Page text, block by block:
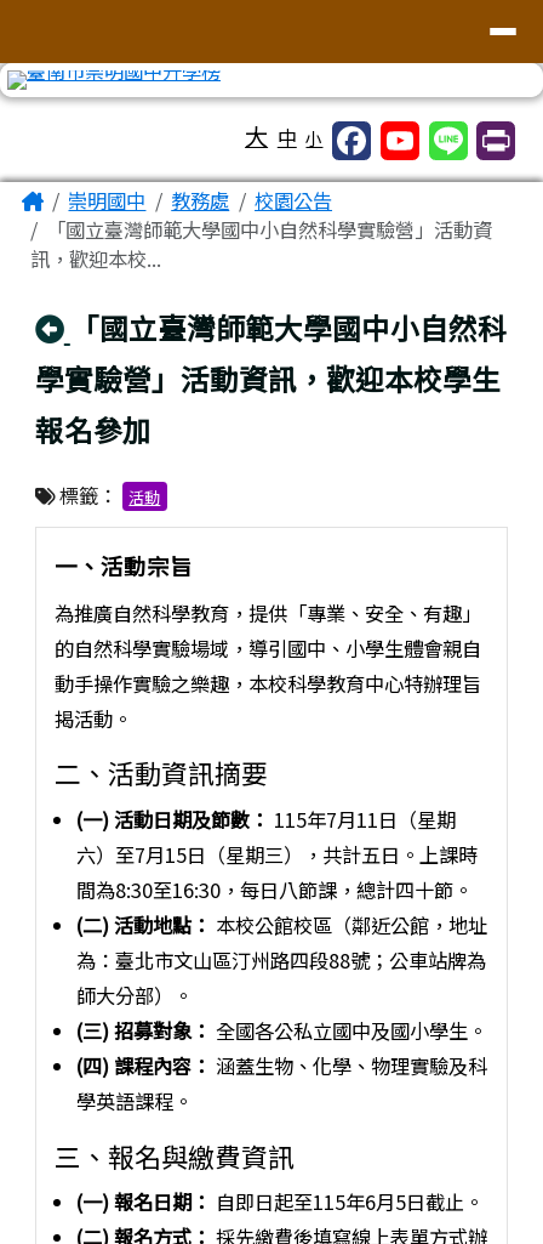
大 中 小
主內容區域
Home崇明國中 教務處
校園公告
「國立臺灣師範大學國中小自然科學實驗營」活動資
訊，歡迎本校...
回上頁
「國立臺灣師範大學國中小自然科
學實驗營」活動資訊，歡迎本校學生
報名參加
標籤： 活動
一、活動宗旨
為推廣自然科學教育，提供「專業、安全、有趣」
的自然科學實驗場域，導引國中、小學生體會親自
動手操作實驗之樂趣，本校科學教育中心特辦理旨
揭活動。
二、活動資訊摘要
(一) 活動日期及節數： 115年7月11日（星期
六）至7月15日（星期三），共計五日。上課時
間為8:30至16:30，每日八節課，總計四十節。
(二) 活動地點： 本校公館校區（鄰近公館，地址
為：臺北市文山區汀州路四段88號；公車站牌為
師大分部）。
(三) 招募對象： 全國各公私立國中及國小學生。
(四) 課程內容： 涵蓋生物、化學、物理實驗及科
學英語課程。
三、報名與繳費資訊
(一) 報名日期： 自即日起至115年6月5日截止。
(二) 報名方式： 採先繳費後填寫線上表單方式辦
頁尾區域